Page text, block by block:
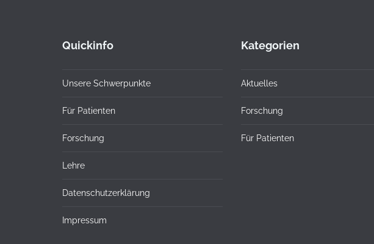
Quickinfo
Unsere Schwerpunkte
Für Patienten
Forschung
Lehre
Datenschutzerklärung
Impressum
Kategorien
Aktuelles
Forschung
Für Patienten